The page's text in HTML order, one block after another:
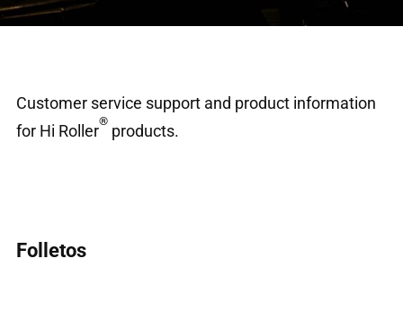
Customer service support and product information
for Hi Roller
®
products.
Folletos